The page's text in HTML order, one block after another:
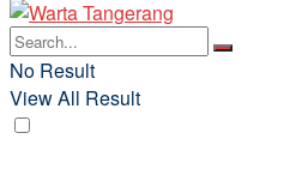
No Result
View All Result